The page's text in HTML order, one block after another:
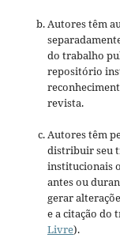
Autores têm
do trabalho
repositório
revista.
Autores têm
distribuir seu
institucionais
antes ou
gerar
e a citação do
Livre).